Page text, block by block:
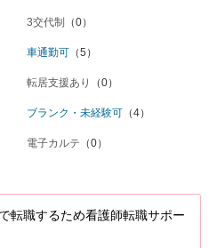
3交代制 （0）
車通勤可 （5）
転居支援あり （0）
ブランク・未経験可 （4）
電子カルテ （0）
転職するため看護師転職サポー